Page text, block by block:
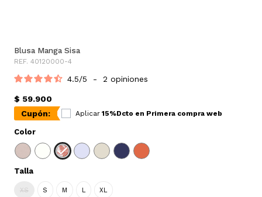
Blusa Manga Sisa
REF. 40120000-4
4.5/5 - 2 opiniones
$ 59.900
Cupón:
Aplicar 15%Dcto en Primera compra web
Color
Talla
XS S M L XL